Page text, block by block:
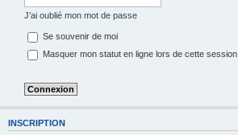
J’ai oublié mon mot de passe
Se souvenir de moi
Masquer mon statut en ligne lors de cette session
INSCRIPTION